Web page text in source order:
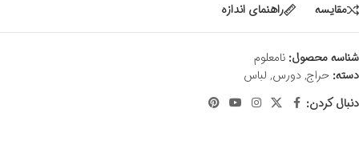
مقايسه راهنمای اندازه
شناسه محصول: نامعلوم
دسته: حراج,دورس, لباس
دنبال کردن: